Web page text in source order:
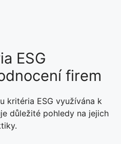
ESG
firem
kritéria ESG využívána k
důležité pohledy na jejich